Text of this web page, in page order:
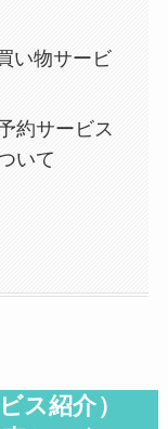
い物サービ
約サービス
いて
ス紹介）